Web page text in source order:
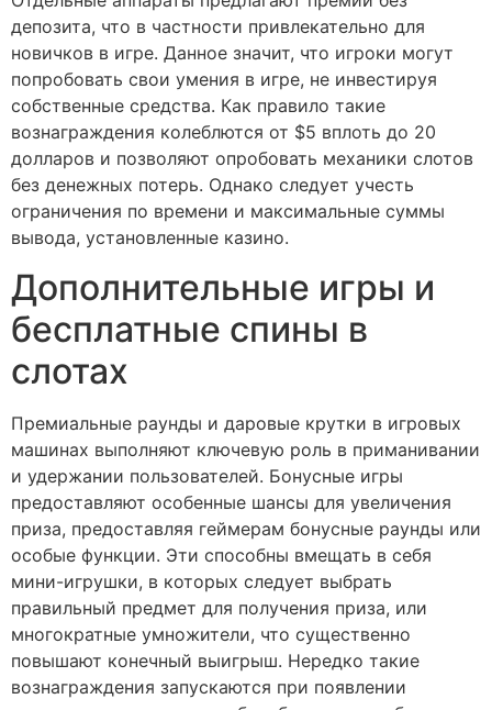
депозита, что в частности привлекательно для
новичков в игре. Данное значит, что игроки могут
попробовать свои умения в игре, не инвестируя
собственные средства. Как правило такие
вознаграждения колеблются от $5 вплоть до 20
долларов и позволяют опробовать механики слотов
без денежных потерь. Однако следует учесть
ограничения по времени и максимальные суммы
вывода, установленные казино.
Дополнительные игры и
бесплатные спины в
слотах
Премиальные раунды и даровые крутки в игровых
машинах выполняют ключевую роль в приманивании
и удержании пользователей. Бонусные игры
предоставляют особенные шансы для увеличения
приза, предоставляя геймерам бонусные раунды или
особые функции. Эти способны вмещать в себя
мини-игрушки, в которых следует выбрать
правильный предмет для получения приза, или
многократные умножители, что существенно
повышают конечный выигрыш. Нередко такие
вознаграждения запускаются при появлении